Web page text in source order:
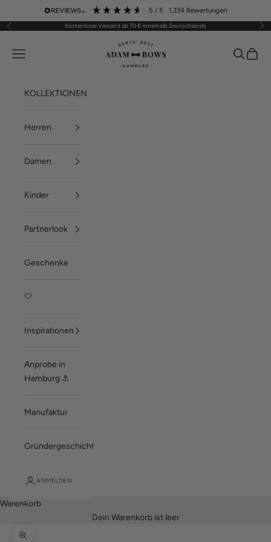
Zum Inhalt springen 5 / 5 1.334 Bewertungen
Zurück Kostenloser Versand ab 70 € innerhalb Deutschlands Vor
ADAM BOWS
Menü Suchen
KOLLEKTIONEN
Herren
Damen
Kinder
Partnerlook
Geschenke
🤍
Inspirationen
Anprobe in
Hamburg ⚓
Manufaktur
Gründergeschichte
ANMELDEN
Warenkorb
Dein Warenkorb ist leer